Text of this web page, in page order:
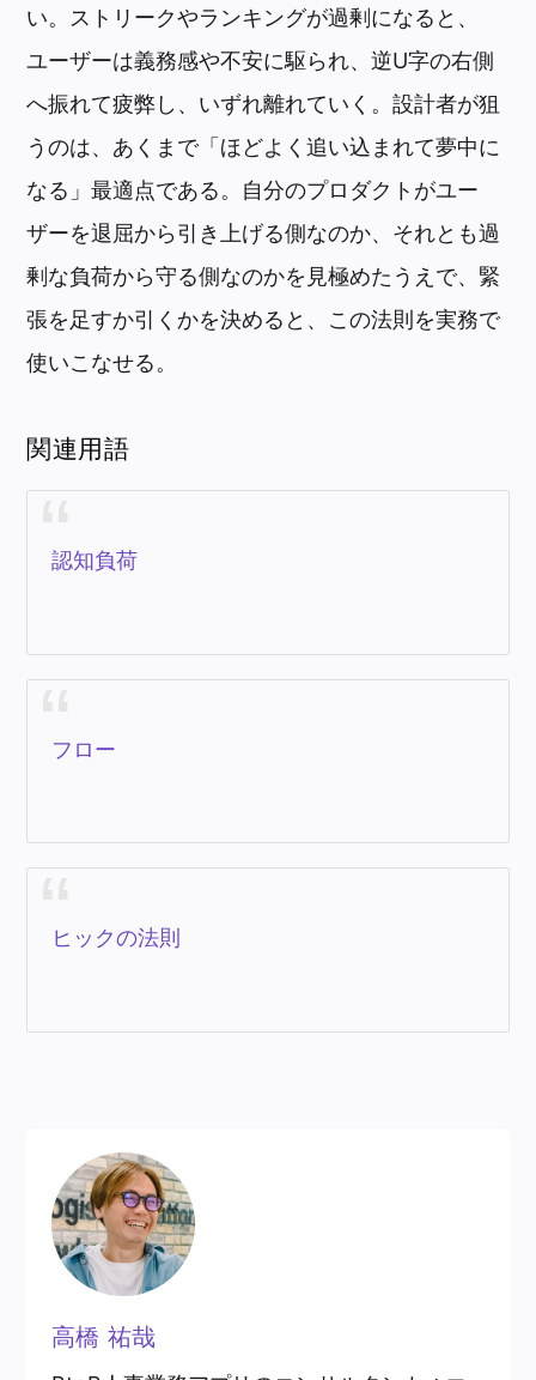
い。ストリークやランキングが過剰になると、
ユーザーは義務感や不安に駆られ、逆U字の右側
へ振れて疲弊し、いずれ離れていく。設計者が狙
うのは、あくまで「ほどよく追い込まれて夢中に
なる」最適点である。自分のプロダクトがユー
ザーを退屈から引き上げる側なのか、それとも過
剰な負荷から守る側なのかを見極めたうえで、緊
張を足すか引くかを決めると、この法則を実務で
使いこなせる。
関連用語
認知負荷
フロー
ヒックの法則
高橋 祐哉